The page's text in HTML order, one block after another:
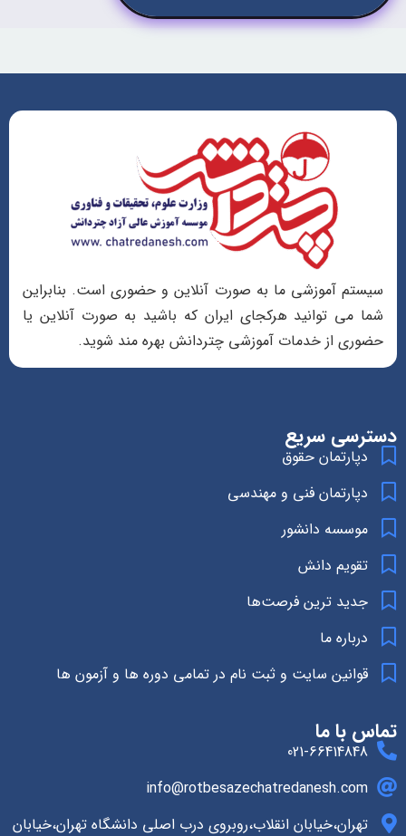
سیستم آموزشی ما به صورت آنلاین و حضوری است. بنابراین
شما می توانید هرکجای ایران که باشید به صورت آنلاین یا
حضوری از خدمات آموزشی چتردانش بهره مند شوید.
دسترسی سریع
دپارتمان حقوق
دپارتمان فنی و مهندسی
موسسه دانشور
تقویم دانش
جدید ترین فرصت‌ها
درباره ما
قوانین سایت و ثبت نام در تمامی دوره ها و آزمون ها
تماس با ما
021-66414848
info@rotbesazechatredanesh.com
تهران،خیابان انقلاب،روبروی درب اصلی دانشگاه تهران،خیابان